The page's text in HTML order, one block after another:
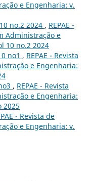
e Engenharia: v.
no.2 2024 , REPAE -
Administração e
10 no.2 2024
no1 , REPAE - Revista
e Engenharia:
, REPAE - Revista
e Engenharia:
2025
- Revista de
e Engenharia: v.